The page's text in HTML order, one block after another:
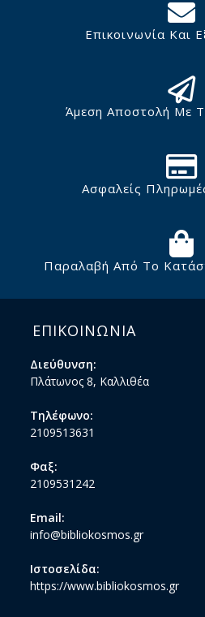
Επικοινωνία Και
Άμεση Αποστολή Με
Ασφαλείς
Παραλαβή Από Το
ΕΠΙΚΟΙΝΩΝΙΑ
Διεύθυνση:
Πλάτωνος 8, Καλλιθέα
Τηλέφωνο:
2109513631
Φαξ:
2109531242
Email:
info@bibliokosmos.gr
Ιστοσελίδα:
https://www.bibliokosmos.gr